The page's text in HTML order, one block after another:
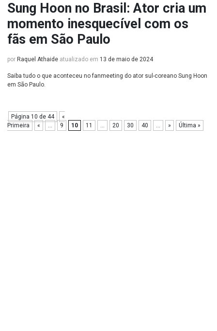
Sung Hoon no Brasil: Ator cria um
momento inesquecível com os
fãs em São Paulo
por Raquel Athaide atualizado em 13 de maio de 2024
Saiba tudo o que aconteceu no fanmeeting do ator sul-coreano Sung Hoon
em São Paulo.
Página 10 de 44
«
Primeira
« ... 9 10 11 ... 20 30 40 ... » Última »